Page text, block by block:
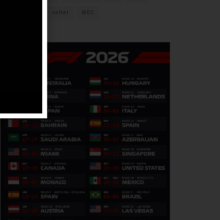
vettel WEC